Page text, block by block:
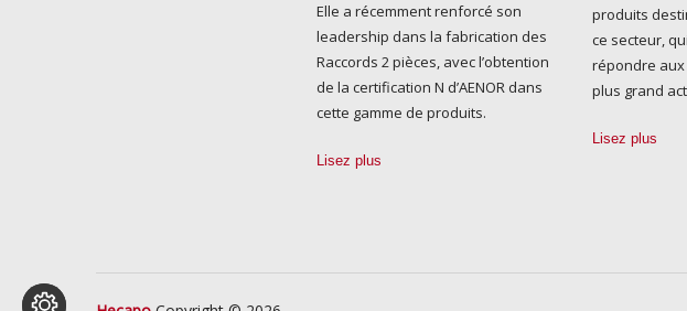
Elle a récemment renforcé son
leadership dans la fabrication des
Raccords 2 pièces, avec l’obtention
de la certification N d’AENOR dans
cette gamme de produits.
Lisez plus
produits
ce secteur,
répondre
plus grand
Lisez plus